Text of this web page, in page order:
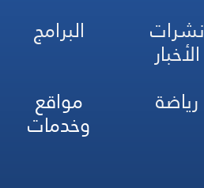
نشرات
الأخبار
البرامج
رياضة مواقع
وخدمات